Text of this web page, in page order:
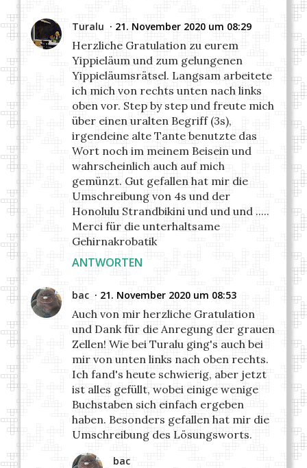
Turalu 21. November 2020 um 08:29
Herzliche Gratulation zu eurem
Yippieläum und zum gelungenen
Yippieläumsrätsel. Langsam arbeitete
ich mich von rechts unten nach links
oben vor. Step by step und freute mich
über einen uralten Begriff (3s),
irgendeine alte Tante benutzte das
Wort noch im meinem Beisein und
wahrscheinlich auch auf mich
gemünzt. Gut gefallen hat mir die
Umschreibung von 4s und der
Honolulu Strandbikini und und und .....
Merci für die unterhaltsame
Gehirnakrobatik
ANTWORTEN
bac 21. November 2020 um 08:53
Auch von mir herzliche Gratulation
und Dank für die Anregung der grauen
Zellen! Wie bei Turalu ging's auch bei
mir von unten links nach oben rechts.
Ich fand's heute schwierig, aber jetzt
ist alles gefüllt, wobei einige wenige
Buchstaben sich einfach ergeben
haben. Besonders gefallen hat mir die
Umschreibung des Lösungsworts.
bac